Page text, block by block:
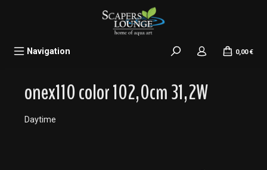
Navigation 0,00 €
onex110 color 102,0cm 31,2W
Daytime